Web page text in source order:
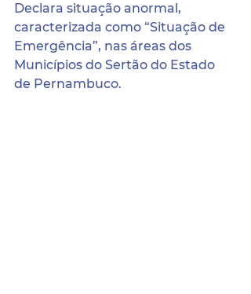
Declara situação anormal,
caracterizada como “Situação de
Emergência”, nas áreas dos
Municípios do Sertão do Estado
de Pernambuco.